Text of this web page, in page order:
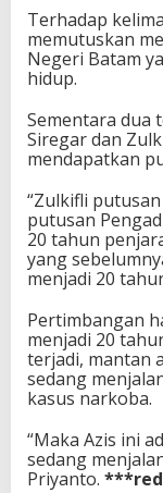
Terhadap
memutuskan
Negeri Batam
hidup.
Sementara dua
Siregar dan
mendapatkan
“Zulkifli
putusan
20 tahun
yang
menjadi 20
Pertimbangan
menjadi 20
terjadi, mantan
sedang
kasus narkoba.
“Maka Azis ini
sedang
Priyanto. ***red